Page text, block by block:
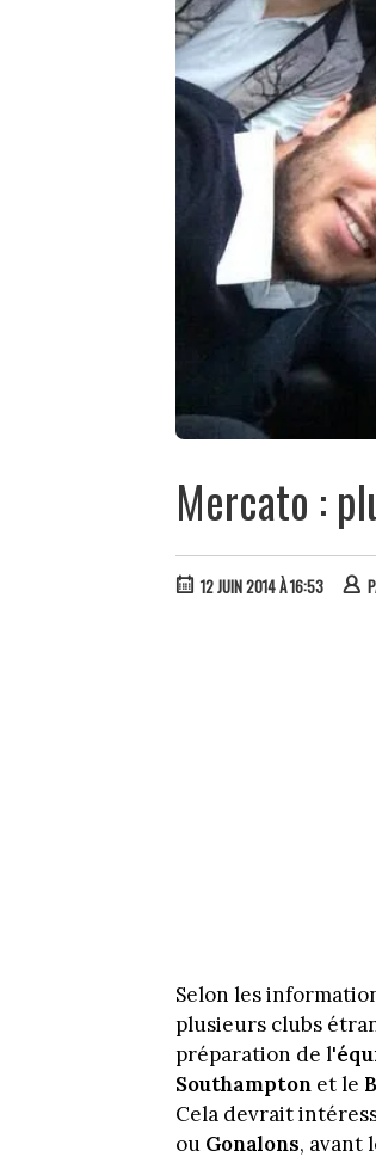
Mercato :
12 JUIN 2014 À 16:53
Selon les
plusieurs clubs
préparation de l'
Southampton et le
Cela devrait
ou Gonalons, avant